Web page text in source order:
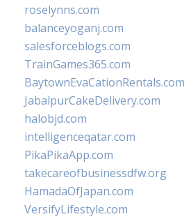
roselynns.com
balanceyoganj.com
salesforceblogs.com
TrainGames365.com
BaytownEvaCationRentals.com
JabalpurCakeDelivery.com
halobjd.com
intelligenceqatar.com
PikaPikaApp.com
takecareofbusinessdfw.org
HamadaOfJapan.com
VersifyLifestyle.com